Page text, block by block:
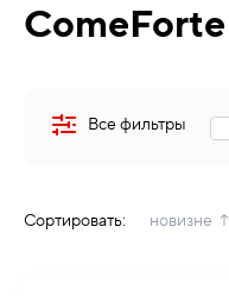
ComeForte
Все фильтры
Сортировать: новизне ↑